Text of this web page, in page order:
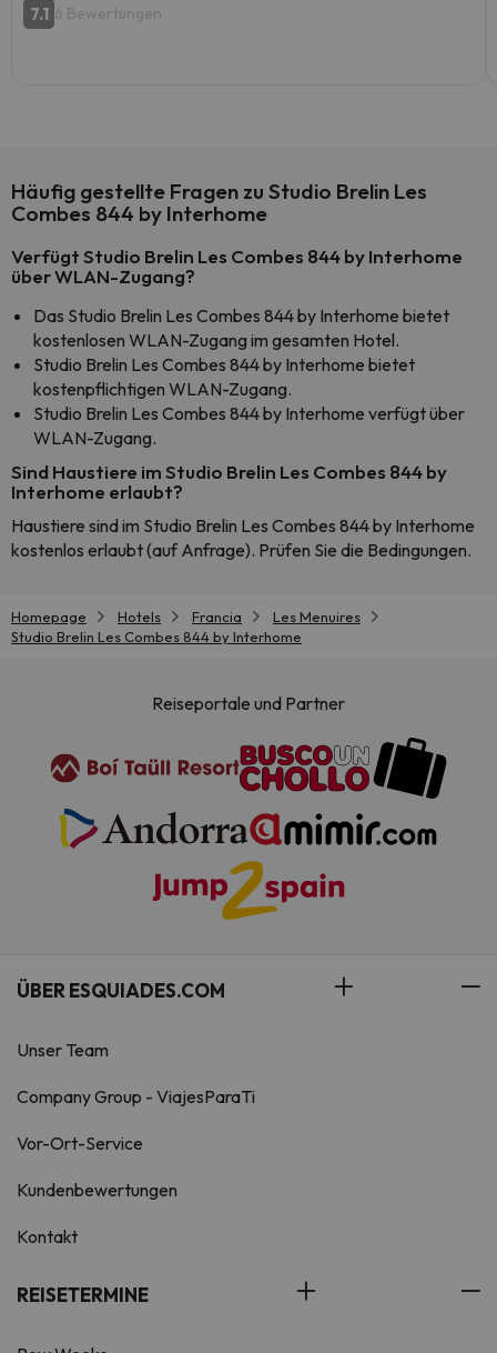
7.1 6 Bewertungen
Häufig gestellte Fragen zu Studio Brelin Les
Combes 844 by Interhome
Verfügt Studio Brelin Les Combes 844 by Interhome
über WLAN-Zugang?
Das Studio Brelin Les Combes 844 by Interhome bietet
kostenlosen WLAN-Zugang im gesamten Hotel.
Studio Brelin Les Combes 844 by Interhome bietet
kostenpflichtigen WLAN-Zugang.
Studio Brelin Les Combes 844 by Interhome verfügt über
WLAN-Zugang.
Sind Haustiere im Studio Brelin Les Combes 844 by
Interhome erlaubt?
Haustiere sind im Studio Brelin Les Combes 844 by Interhome
kostenlos erlaubt (auf Anfrage). Prüfen Sie die Bedingungen.
Homepage Hotels Francia
Les Menuires
Studio Brelin Les Combes 844 by Interhome
Reiseportale und Partner
ÜBER ESQUIADES.COM
Unser Team
Company Group - ViajesParaTi
Vor-Ort-Service
Kundenbewertungen
Kontakt
REISETERMINE